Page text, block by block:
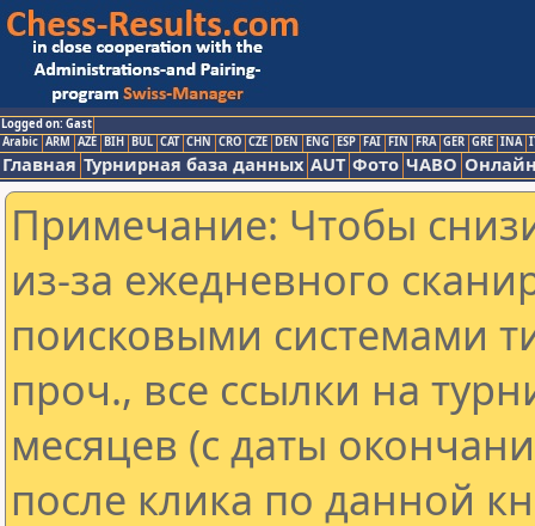
Logged on: Gast
Arabic ARM AZE BIH BUL CAT CHN CRO CZE DEN ENG ESP FAI FIN FRA GER GRE INA
Главная Турнирная база данных AUT Фото ЧАВО
Примечание: Чтобы
из-за ежедневного
поисковыми системами
проч., все ссылки на
месяцев (с даты
после клика по данной